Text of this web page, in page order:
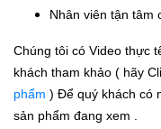
Nhân viên tận tâm
Chúng tôi có Video thực
khách tham khảo ( hãy
phẩm ) Để quý khách có
sản phẩm đang xem .